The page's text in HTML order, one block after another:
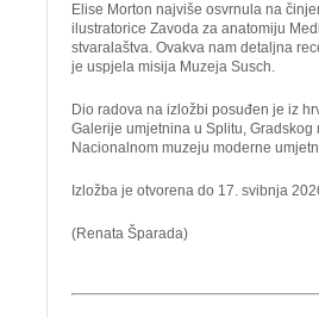
Elise Morton najviše osvrnula na
ilustratorice Zavoda za anatomiju
stvaralaštva. Ovakva nam detaljna
je uspjela misija Muzeja Susch.
Dio radova na izložbi posuđen je iz
Galerije umjetnina u Splitu,
Nacionalnom muzeju moderne
Izložba je otvorena do 17. svibnja
(Renata Šparada)